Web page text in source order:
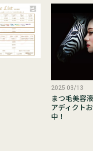
2025 03/13
まつ毛美容
アディクト
中！